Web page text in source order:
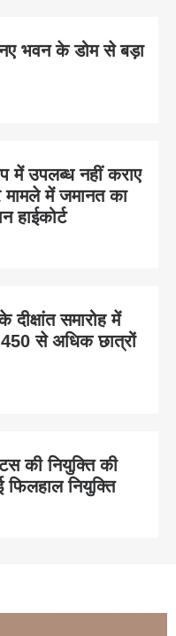
नए भवन के डोम से बड़ा
में उपलब्ध नहीं कराए
में जमानत का
हाईकोर्ट
समारोह में
450 से अधिक छात्रों
की नियुक्ति की
फिलहाल नियुक्ति